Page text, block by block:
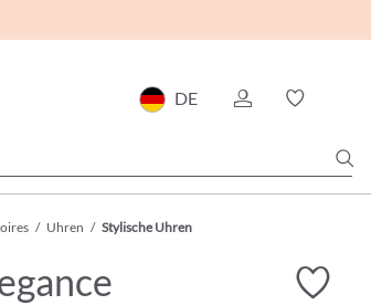
DE
/ Uhren / Stylische Uhren